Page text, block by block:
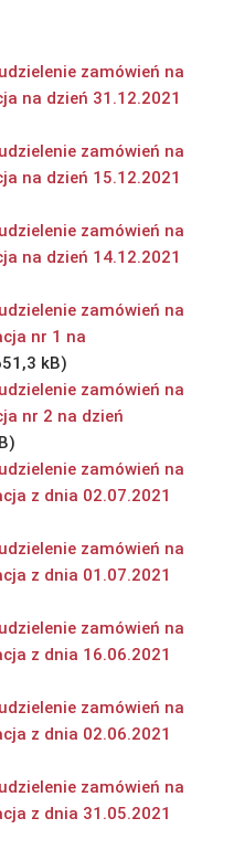
zamówień na
na dzień 31.12.2021
zamówień na
na dzień 15.12.2021
zamówień na
na dzień 14.12.2021
zamówień na
nr 1 na
zamówień na
nr 2 na dzień
zamówień na
z dnia 02.07.2021
zamówień na
z dnia 01.07.2021
zamówień na
z dnia 16.06.2021
zamówień na
z dnia 02.06.2021
zamówień na
z dnia 31.05.2021